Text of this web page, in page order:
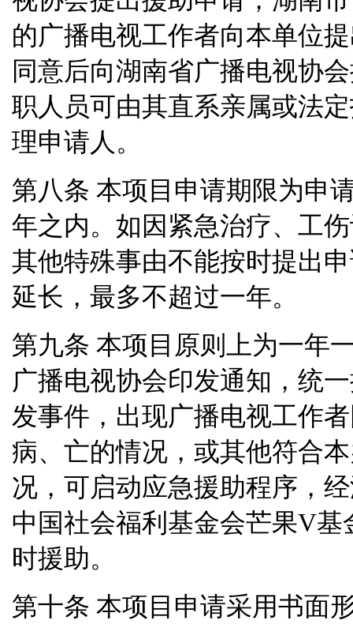
的广播电视工作者向本单位
同意后向湖南省广播电视协
职人员可由其直系亲属或法
理申请人。
第八条 本项目申请期限为申
年之内。如因紧急治疗、工
其他特殊事由不能按时提出
延长，最多不超过一年。
第九条 本项目原则上为一年
广播电视协会印发通知，统
发事件，出现广播电视工作
病、亡的情况，或其他符合
况，可启动应急援助程序，
中国社会福利基金会芒果V基
时援助。
第十条 本项目申请采用书面